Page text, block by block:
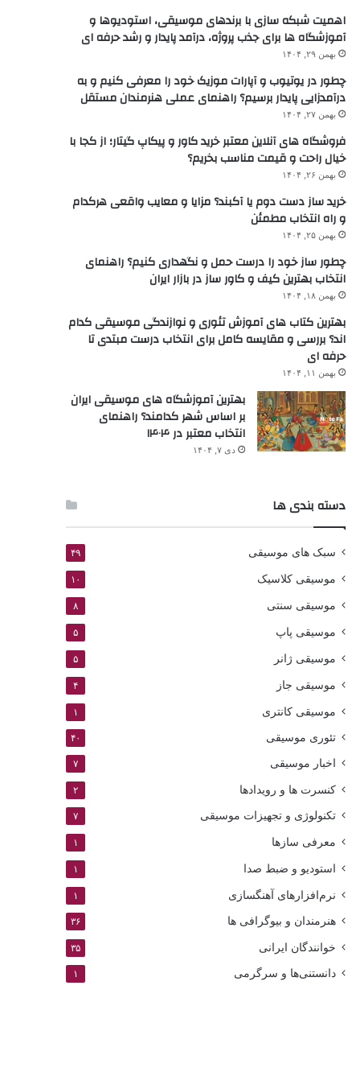
اهمیت شبکه سازی با برندهای موسیقی، استودیوها و
آموزشگاه ها برای جذب پروژه، درآمد پایدار و رشد حرفه ای
بهمن ۲۹, ۱۴۰۴
چطور در یوتیوب و آپارات موزیک خود را معرفی کنیم و به
درآمدزایی پایدار برسیم؟ راهنمای عملی هنرمندان مستقل
بهمن ۲۷, ۱۴۰۴
فروشگاه های آنلاین معتبر خرید کاور و پیکاپ گیتار؛ از کجا با
خیال راحت و قیمت مناسب بخریم؟
بهمن ۲۶, ۱۴۰۴
خرید ساز دست دوم یا آکبند؟ مزایا و معایب واقعی هرکدام
و راه انتخاب مطمئن
بهمن ۲۵, ۱۴۰۴
چطور ساز خود را درست حمل و نگهداری کنیم؟ راهنمای
انتخاب بهترین کیف و کاور ساز در بازار ایران
بهمن ۱۸, ۱۴۰۴
بهترین کتاب های آموزش تئوری و نوازندگی موسیقی کدام
اند؟ بررسی و مقایسه کامل برای انتخاب درست مبتدی تا
حرفه ای
بهمن ۱۱, ۱۴۰۴
بهترین آموزشگاه های موسیقی ایران
بر اساس شهر کدامند؟ راهنمای
انتخاب معتبر در ۱۴۰۴
دی ۷, ۱۴۰۴
دسته بندی ها
سبک های موسیقی ۴۹
موسیقی کلاسیک ۱۰
موسیقی سنتی ۸
موسیقی پاپ ۵
موسیقی ژانر ۵
موسیقی جاز ۴
موسیقی کانتری ۱
تئوری موسیقی ۴۰
اخبار موسیقی ۷
کنسرت ها و رویدادها ۲
تکنولوژی و تجهیزات موسیقی ۷
معرفی سازها ۱
استودیو و ضبط صدا ۱
نرم‌افزارهای آهنگسازی ۱
هنرمندان و بیوگرافی ها ۳۶
خوانندگان ایرانی ۳۵
دانستنی‌ها و سرگرمی ۱